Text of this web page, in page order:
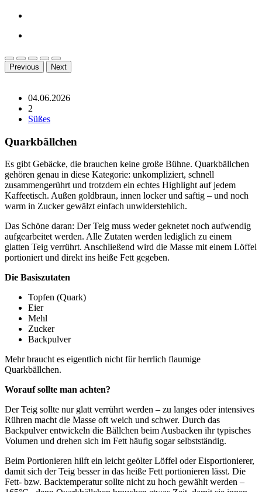
Previous Next
04.06.2026
2
Süßes
Quarkbällchen
Es gibt Gebäcke, die brauchen keine große Bühne. Quarkbällchen
gehören genau in diese Kategorie: unkompliziert, schnell
zusammengerührt und trotzdem ein echtes Highlight auf jedem
Kaffeetisch. Außen goldbraun, innen locker und saftig – und noch
warm in Zucker gewälzt einfach unwiderstehlich.
Das Schöne daran: Der Teig muss weder geknetet noch aufwendig
aufgearbeitet werden. Alle Zutaten werden lediglich zu einem
glatten Teig verrührt. Anschließend wird die Masse mit einem Löffel
portioniert und direkt ins heiße Fett gegeben.
Die Basiszutaten
Topfen (Quark)
Eier
Mehl
Zucker
Backpulver
Mehr braucht es eigentlich nicht für herrlich flaumige
Quarkbällchen.
Worauf sollte man achten?
Der Teig sollte nur glatt verrührt werden – zu langes oder intensives
Rühren macht die Masse oft weich und schwer. Durch das
Backpulver entwickeln die Bällchen beim Ausbacken ihr typisches
Volumen und drehen sich im Fett häufig sogar selbstständig.
Beim Portionieren hilft ein leicht geölter Löffel oder Eisportionierer,
damit sich der Teig besser in das heiße Fett portionieren lässt. Die
Fett- bzw. Backtemperatur sollte nicht zu hoch gewählt werden –